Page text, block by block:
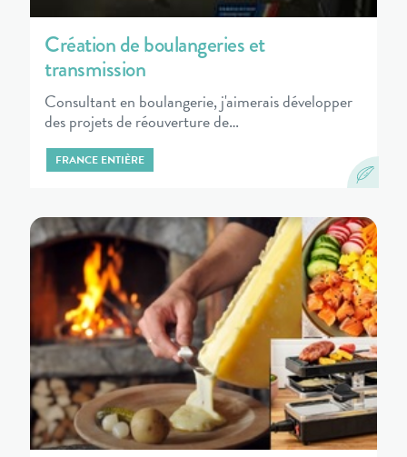
Création de boulangeries et
transmission
Consultant en boulangerie, j'aimerais développer
des projets de réouverture de…
FRANCE ENTIÈRE